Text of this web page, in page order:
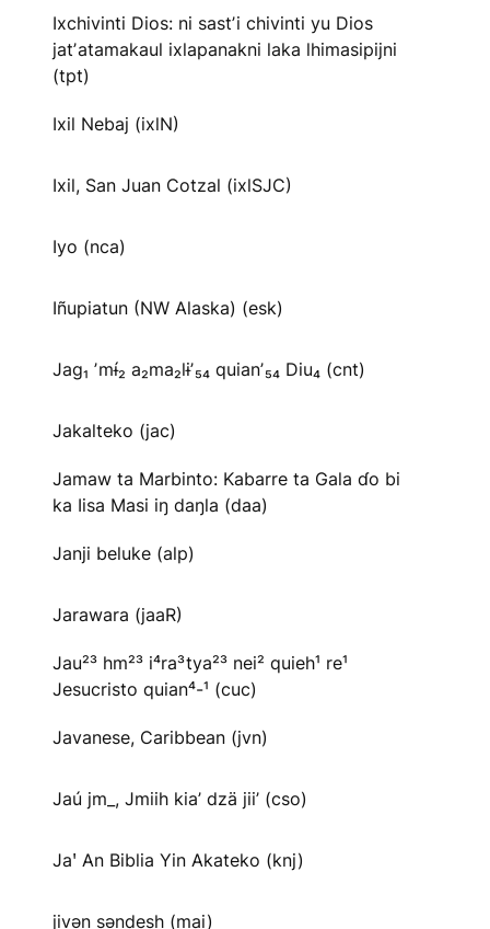
Ixchivinti Dios: ni sastʼi chivinti yu Dios
jatʼatamakaul ixlapanakni laka lhimasipijni
(tpt)
Ixil Nebaj (ixlN)
Ixil, San Juan Cotzal (ixlSJC)
Iyo (nca)
Iñupiatun (NW Alaska) (esk)
Jag₁ ʼmɨ́₂ a₂ma₂lɨʼ₅₄ quianʼ₅₄ Diu₄ (cnt)
Jakalteko (jac)
Jamaw ta Marbinto: Kabarre ta Gala ɗo bi
ka Iisa Masi iŋ daŋla (daa)
Janji beluke (alp)
Jarawara (jaaR)
Jau²³ hm²³ i⁴ra³tya²³ nei² quieh¹ re¹
Jesucristo quian⁴-¹ (cuc)
Javanese, Caribbean (jvn)
Jaú jm_, Jmiih kia’ dzä jii’ (cso)
Jaꞌ An Biblia Yin Akateko (knj)
jivən səndesh (mai)